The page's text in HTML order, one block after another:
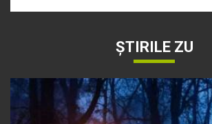
ȘTIRILE ZU